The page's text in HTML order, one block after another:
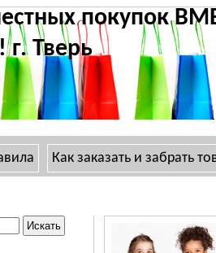
покупок
Тверь
Как заказать и забрать